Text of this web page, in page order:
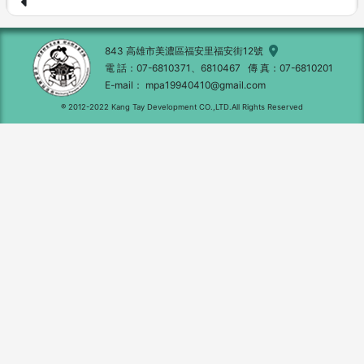
843 高雄市美濃區福安里福安街12號
電 話
07-6810371、6810467 傳 真
07-6810201
E-mail
mpa19940410@gmail.com
® 2012-2022 Kang Tay Development CO.,LTD.All Rights Reserved